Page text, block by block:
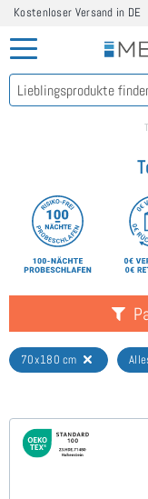
Kostenloser Versand in DE
70x180 cm